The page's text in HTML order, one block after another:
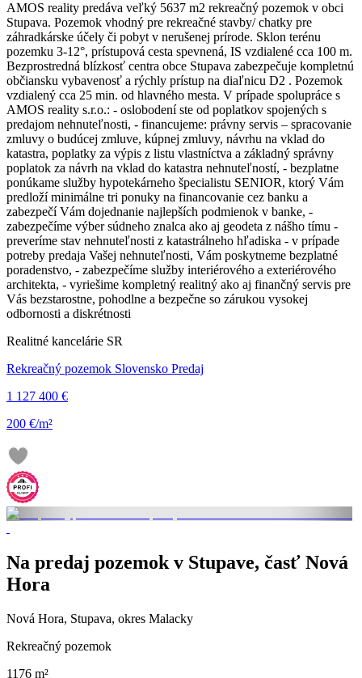
AMOS reality predáva veľký 5637 m2 rekreačný pozemok v obci
Stupava. Pozemok vhodný pre rekreačné stavby/ chatky pre
záhradkárske účely či pobyt v nerušenej prírode. Sklon terénu
pozemku 3-12°, prístupová cesta spevnená, IS vzdialené cca 100 m.
Bezprostredná blízkosť centra obce Stupava zabezpečuje kompletnú
občiansku vybavenosť a rýchly prístup na diaľnicu D2 . Pozemok
vzdialený cca 25 min. od hlavného mesta. V prípade spolupráce s
AMOS reality s.r.o.: - oslobodení ste od poplatkov spojených s
predajom nehnuteľnosti, - financujeme: právny servis – spracovanie
zmluvy o budúcej zmluve, kúpnej zmluvy, návrhu na vklad do
katastra, poplatky za výpis z listu vlastníctva a základný správny
poplatok za návrh na vklad do katastra nehnuteľností, - bezplatne
ponúkame služby hypotekárneho špecialistu SENIOR, ktorý Vám
predloží minimálne tri ponuky na financovanie cez banku a
zabezpečí Vám dojednanie najlepších podmienok v banke, -
zabezpečíme výber súdneho znalca ako aj geodeta z nášho tímu -
preveríme stav nehnuteľnosti z katastrálneho hľadiska - v prípade
potreby predaja Vašej nehnuteľnosti, Vám poskytneme bezplatné
poradenstvo, - zabezpečíme služby interiérového a exteriérového
architekta, - vyriešime kompletný realitný ako aj finančný servis pre
Vás bezstarostne, pohodlne a bezpečne so zárukou vysokej
odbornosti a diskrétnosti
Realitné kancelárie SR
Rekreačný pozemok Slovensko Predaj
1 127 400 €
200 €/m²
Na predaj pozemok v Stupave, časť Nová
Hora
Nová Hora, Stupava, okres Malacky
Rekreačný pozemok
1176 m²